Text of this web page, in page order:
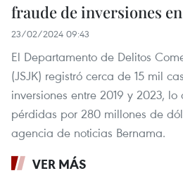
fraude de inversiones
23/02/2024 09:43
El Departamento de Delitos
(JSJK) registró cerca de 15 mil
inversiones entre 2019 y 2023, lo
pérdidas por 280 millones de
agencia de noticias Bernama.
VER MÁS